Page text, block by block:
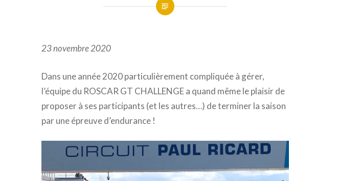
23 novembre 2020
Dans une année 2020 particulièrement compliquée à gérer,
l’équipe du ROSCAR GT CHALLENGE a quand même le plaisir de
proposer à ses participants (et les autres…) de terminer la saison
par une épreuve d’endurance !